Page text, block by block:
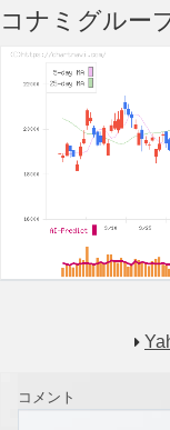
コナミグルー
コメント